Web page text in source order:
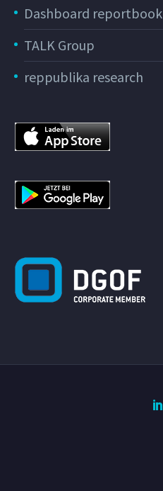
Dashboard reportbook
TALK Group
reppublika research